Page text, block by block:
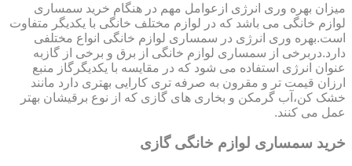
میزان بهره وری انرژی ازعوامل مهم در هنگام خرید سمساری
لوازم خانگی می باشد که در لوازم مختلف خانگی با یکدیگر متفاوت
است.بهره وری انرژی در سمساری لوازم خانگی انواع مختلفی
دارد.دربرخی از سمساری لوازم خانگی از برق و برخی از گازبه
عنوان انرژی استفاده می شود که در مقایسه با یکدیگرگاز منبع
ارزان قیمت تر و مقرون به صرفه تری کارایی بهتری دارد مانند
خشک کن،آب گرمکن و بخاری های گازی که از نوع برقیشان بهتر
عمل می کنند.
خرید سمساری لوازم خانگی گازی